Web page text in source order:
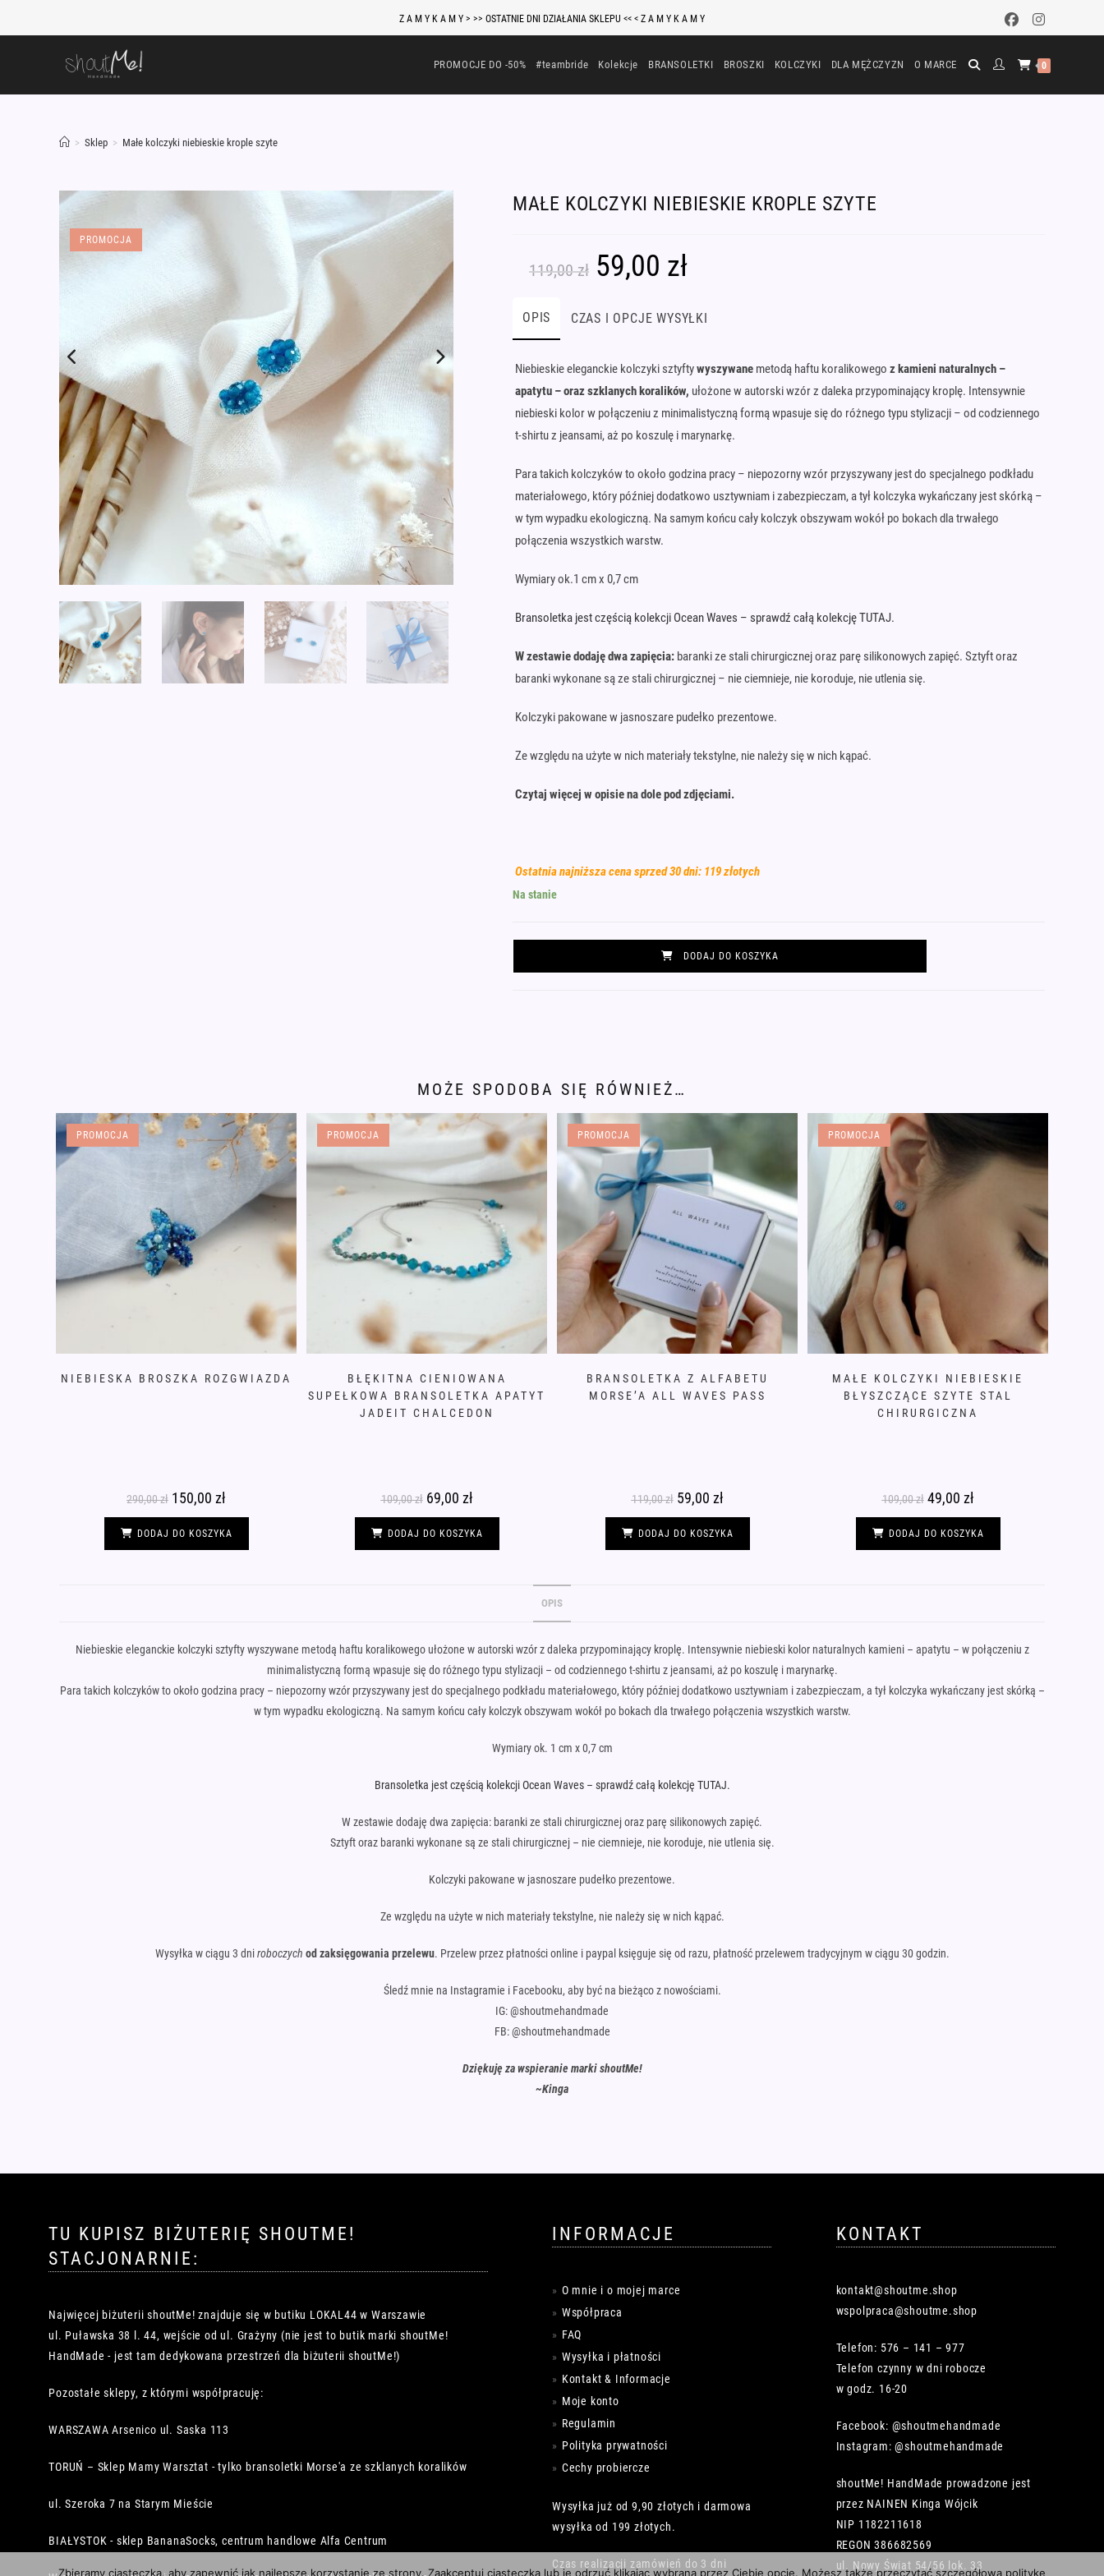
Z A M Y K A M Y > >> OSTATNIE DNI DZIAŁANIA SKLEPU << < Z A M Y K A M Y
PROMOCJE DO -50% #teambride Kolekcje BRANSOLETKI BROSZKI KOLCZYKI DLA MĘŻCZYZN O MARCE 0
> Sklep > Małe kolczyki niebieskie krople szyte
PROMOCJA
MAŁE KOLCZYKI NIEBIESKIE KROPLE SZYTE
119,00zł
Pierwotna
cena
wynosiła:
59,00 złcena
OPIS
Niebieskie eleganckie kolczyki sztyftywyszywane metodą haftu koralikowego z kamieni naturalnych –
apatytu – oraz szklanych koralików, ułożone w autorski wzór z daleka przypominający kroplę. Intensywnie
niebieski kolor w połączeniu z minimalistyczną formą wpasuje się do różnego typu stylizacji – od codziennego
t-shirtu z jeansami, aż po koszulę i marynarkę.
Para takich kolczyków to około godzina pracy – niepozorny wzór przyszywany jest do specjalnego podkładu
materiałowego, który później dodatkowo usztywniam i zabezpieczam, a tył kolczyka wykańczany jest skórką –
w tym wypadku ekologiczną. Na samym końcu cały kolczyk obszywam wokół po bokach dla trwałego
połączenia wszystkich warstw.
Wymiary ok.1 cm x 0,7 cm
Bransoletka jest częścią kolekcji Ocean Waves – sprawdź całą kolekcję TUTAJ.
W zestawie dodaję dwa zapięcia: baranki ze stali chirurgicznej oraz parę silikonowych zapięć. Sztyft oraz
baranki wykonane są ze stali chirurgicznej – nie ciemnieje, nie koroduje, nie utlenia się.
Kolczyki pakowane w jasnoszare pudełko prezentowe.
Ze względu na użyte w nich materiały tekstylne, nie należy się w nich kąpać.
Czytaj więcej w opisie na dole pod zdjęciami.
Ostatnia najniższa cena sprzed 30 dni: 119 złotych
CZAS I OPCJE WYSYŁKI
Na stanie
DODAJ DO KOSZYKA
MOŻE SPODOBA SIĘ RÓWNIEŻ…
PROMOCJA
NIEBIESKA BROSZKA ROZGWIAZDA
290,00zł Pierwotna
cena
wynosiła:
290,00 zł.
150,00 zł
wynosi:
150,00 zł.
DODAJ DO KOSZYKA
PROMOCJA
BŁĘKITNA CIENIOWANA
SUPEŁKOWA BRANSOLETKA APATYT
JADEIT CHALCEDON
109,00zł Pierwotna
cena
wynosiła:
109,00 zł.
69,00 złAktualna
wynosi:
69,00 zł.
DODAJ DO KOSZYKA
PROMOCJA
BRANSOLETKA Z ALFABETU
MORSE’A ALL WAVES PASS
119,00zł Pierwotna
cena
wynosiła:
119,00 zł.
59,00 złAktualna
wynosi:
59,00 zł.
DODAJ DO KOSZYKA
PROMOCJA
MAŁE KOLCZYKI NIEBIESKIE
BŁYSZCZĄCE SZYTE STAL
CHIRURGICZNA
109,00zł Pierwotna
cena
wynosiła:
109,00 zł.
49,00 złAktualna
wynosi:
49,00 zł.
DODAJ DO KOSZYKA
OPIS
Niebieskie eleganckie kolczyki sztyfty wyszywane metodą haftu koralikowego ułożone w autorski wzór z daleka przypominający kroplę. Intensywnie niebieski kolor naturalnych kamieni – apatytu – w połączeniu z
minimalistyczną formą wpasuje się do różnego typu stylizacji – od codziennego t-shirtu z jeansami, aż po koszulę i marynarkę.
Para takich kolczyków to około godzina pracy – niepozorny wzór przyszywany jest do specjalnego podkładu materiałowego, który później dodatkowo usztywniam i zabezpieczam, a tył kolczyka wykańczany jest skórką –
w tym wypadku ekologiczną. Na samym końcu cały kolczyk obszywam wokół po bokach dla trwałego połączenia wszystkich warstw.
Wymiary ok. 1 cm x 0,7 cm
Bransoletka jest częścią kolekcji Ocean Waves – sprawdź całą kolekcję TUTAJ.
W zestawie dodaję dwa zapięcia: baranki ze stali chirurgicznej oraz parę silikonowych zapięć.
Sztyft oraz baranki wykonane są ze stali chirurgicznej – nie ciemnieje, nie koroduje, nie utlenia się.
Kolczyki pakowane w jasnoszare pudełko prezentowe.
Ze względu na użyte w nich materiały tekstylne, nie należy się w nich kąpać.
Wysyłka w ciągu 3 dniroboczych od zaksięgowania przelewu. Przelew przez płatności online i paypal księguje się od razu, płatność przelewem tradycyjnym w ciągu 30 godzin.
Śledź mnie na Instagramie i Facebooku, aby być na bieżąco z nowościami.
IG: @shoutmehandmade
FB: @shoutmehandmade
Dziękuję za wspieranie marki shoutMe!
~Kinga
TU KUPISZ BIŻUTERIĘ SHOUTME!
STACJONARNIE:
Najwięcej biżuterii shoutMe! znajduje się w butiku LOKAL44 w Warszawie
ul. Puławska 38 l. 44, wejście od ul. Grażyny (nie jest to butik marki shoutMe!
HandMade - jest tam dedykowana przestrzeń dla biżuterii shoutMe!)
Pozostałe sklepy, z którymi współpracuję:
WARSZAWA Arsenico ul. Saska 113
TORUŃ – Sklep Mamy Warsztat - tylko bransoletki Morse'a ze szklanych koralików
ul. Szeroka 7 na Starym Mieście
BIAŁYSTOK - sklep BananaSocks, centrum handlowe Alfa Centrum
INFORMACJE
O mnie i o mojej marce
Współpraca
FAQ
Wysyłka i płatności
Kontakt & Informacje
Moje konto
Regulamin
Polityka prywatności
Cechy probiercze
Wysyłka już od 9,90 złotych i darmowa
wysyłka od 199 złotych.
Czas realizacji zamówień do 3 dni
KONTAKT
kontakt@shoutme.shop
wspolpraca@shoutme.shop
Telefon: 576 – 141 – 977
Telefon czynny w dni robocze
w godz. 16-20
Facebook: @shoutmehandmade
Instagram: @shoutmehandmade
shoutMe! HandMade prowadzone jest
przez NAINEN Kinga Wójcik
NIP 1182211618
REGON 386682569
ul. Nowy Świat 54/56 lok. 33
Zbieramy ciasteczka, aby zapewnić jak najlepsze korzystanie ze strony. Zaakceptuj ciasteczka lub je odrzuć klikając wybraną przez Ciebie opcję. Możesz także przeczytać szczegółową politykę